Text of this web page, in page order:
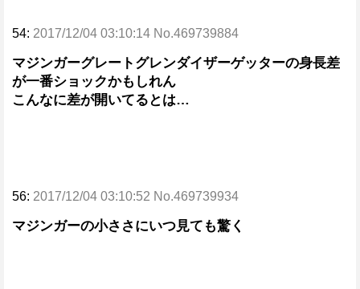
54: 2017/12/04 03:10:14 No.469739884
マジンガーグレートグレンダイザーゲッターの身長差
が一番ショックかもしれん
こんなに差が開いてるとは…
56: 2017/12/04 03:10:52 No.469739934
マジンガーの小ささにいつ見ても驚く